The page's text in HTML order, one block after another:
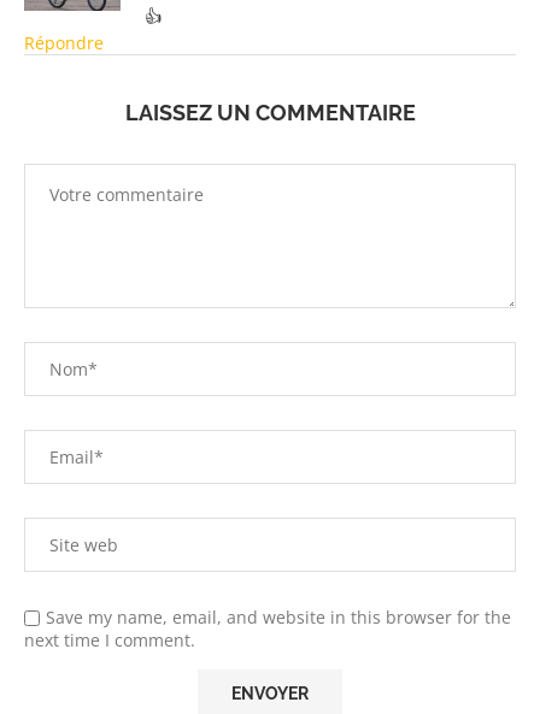
👍
Répondre
LAISSEZ UN COMMENTAIRE
Save my name, email, and website in this browser for the
next time I comment.